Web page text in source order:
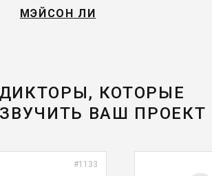
МЭЙСОН ЛИ
КОТОРЫЕ
ВАШ ПРОЕКТ
#1133